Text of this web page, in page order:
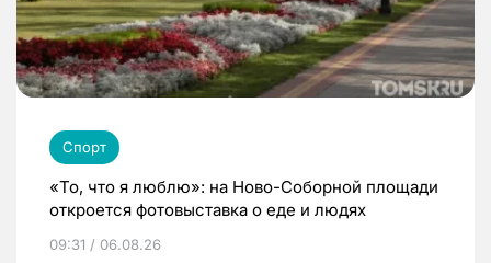
Спорт
«То, что я люблю»: на Ново-Соборной площади
откроется фотовыставка о еде и людях
09:31 / 06.08.26